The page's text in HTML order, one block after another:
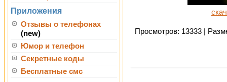
Приложения
Отзывы о телефонах
(new)
Юмор и телефон
Секретные коды
Бесплатные смс
Просмотров: 13333 |